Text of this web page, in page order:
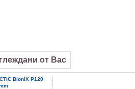
от Вас
BioniX P120